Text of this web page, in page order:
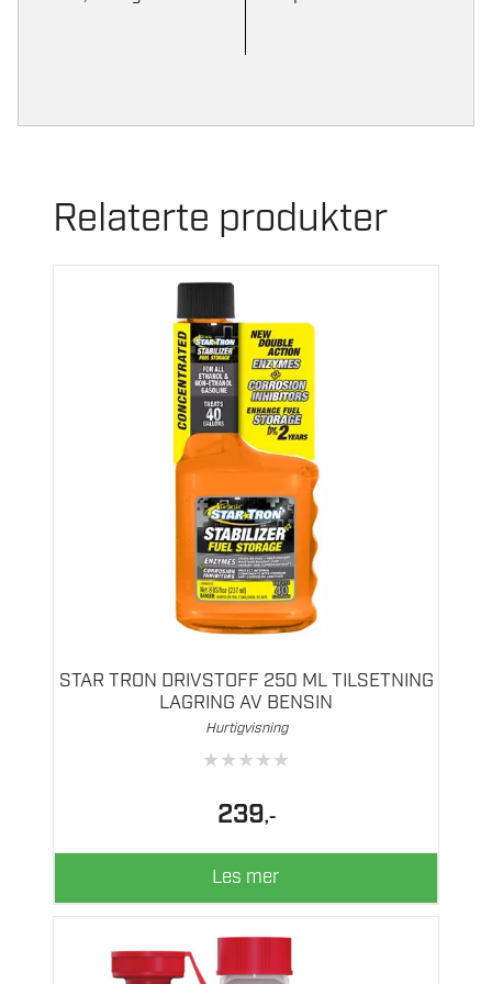
Relaterte produkter
STAR TRON DRIVSTOFF 250 ML TILSETNING
LAGRING AV BENSIN
Hurtigvisning
★★★★★
239,-
Les mer